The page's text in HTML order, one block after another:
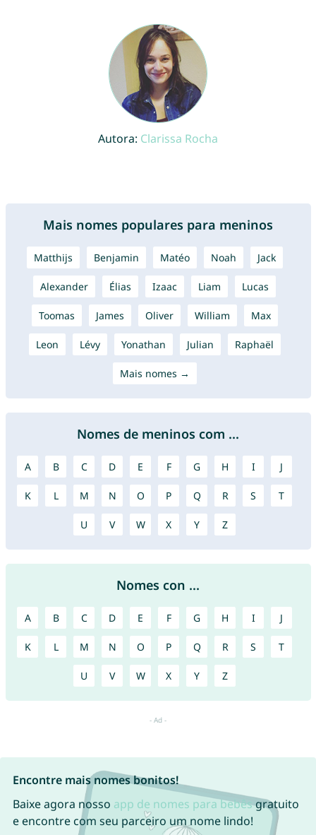
Autora: Clarissa Rocha
Mais nomes populares para meninos
Matthijs Benjamin Matéo Noah Jack
Alexander Élias Izaac Liam Lucas
Toomas James Oliver William Max
Leon Lévy Yonathan Julian Raphaël
Mais nomes →
Nomes de meninos com ...
A B C D E F G H I J
K L M N O P Q R S T
U V W X Y Z
Nomes con ...
A B C D E F G H I J
K L M N O P Q R S T
U V W X Y Z
Encontre mais nomes bonitos!
Baixe agora nosso app de nomes para bebêsgratuito
e encontre com seu parceiro um nome lindo!